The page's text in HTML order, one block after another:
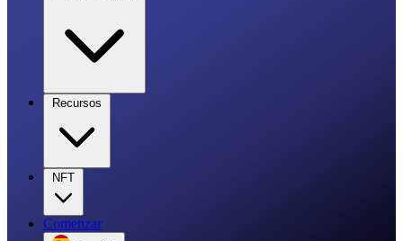
Recursos
NFT
Comenzar